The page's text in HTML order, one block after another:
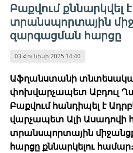
Բաքվում քննարկվել
տրանսպորտային
զարգացման հարցը
03 Հունիսի 2025 14:40
Աֆղանստանի
փոխվարչապետ Աբդուլ
Բաքվում հանդիպել է
վարչապետ Ալի Ասադովի
տրանսպորտային
հարցը քննարկելու համար։